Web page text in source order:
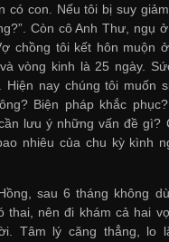
có con. Nếu tôi bị suy
Còn cô Anh Thư, ngụ
chồng tôi kết hôn muộn
vòng kinh là 25 ngày.
Hiện nay chúng tôi muốn
Biện pháp khắc
lưu ý những vấn đề gì?
nhiêu của chu kỳ kình
sau 6 tháng không
thai, nên đi khám cả hai
Tâm lý căng thẳng, lo